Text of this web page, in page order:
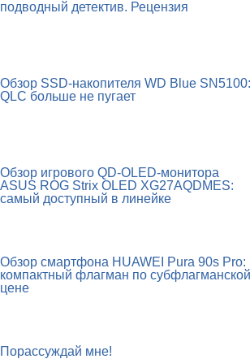
подводный детектив. Рецензия
Обзор SSD-накопителя WD Blue SN5100:
QLC больше не пугает
Обзор игрового QD-OLED-монитора
ASUS ROG Strix OLED XG27AQDMES:
самый доступный в линейке
Обзор смартфона HUAWEI Pura 90s Pro:
компактный флагман по субфлагманской
цене
Порассуждай мне!